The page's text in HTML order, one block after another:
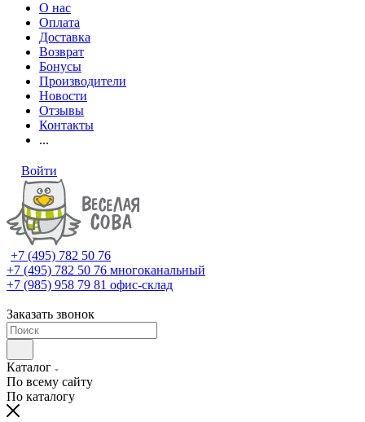
О нас
Оплата
Доставка
Возврат
Бонусы
Производители
Новости
Отзывы
Контакты
...
Войти
+7 (495) 782 50 76
+7 (495) 782 50 76 многоканальный
+7 (985) 958 79 81 офис-склад
Заказать звонок
Каталог
По всему сайту
По каталогу